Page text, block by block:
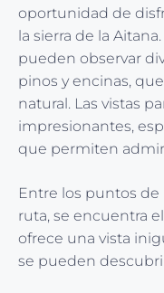
oportunidad de
la sierra de la
pueden observar
pinos y encinas,
natural. Las vistas
impresionantes,
que permiten
Entre los puntos de
ruta, se encuentra el
ofrece una vista
se pueden